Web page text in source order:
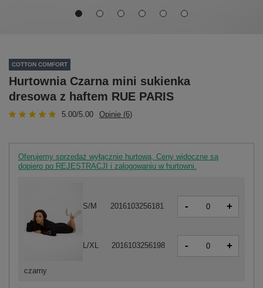
COTTON COMFORT
Hurtownia Czarna mini sukienka
dresowa z haftem RUE PARIS
5.00/5.00 Opinie (6)
Oferujemy sprzedaż wyłącznie hurtową. Ceny widoczne są
dopiero po REJESTRACJI i zalogowaniu w hurtowni.
czarny
S/M 2016103256181 - +
L/XL 2016103256198 - +